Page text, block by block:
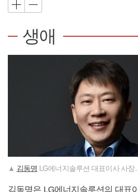
생애
▲ 김동명 LG에너지솔루션 대표이사 사장.
김동명은 LG에너지솔루션의 대표